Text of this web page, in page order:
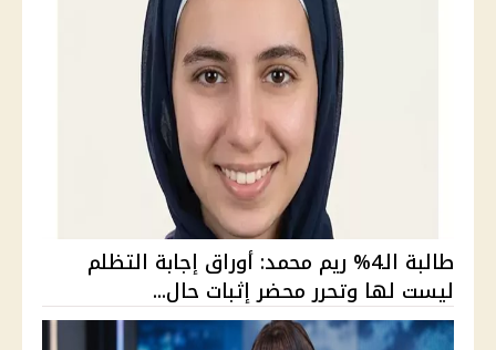
طالبة الـ4% ريم محمد: أوراق إجابة التظلم
ليست لها وتحرر محضر إثبات حال...